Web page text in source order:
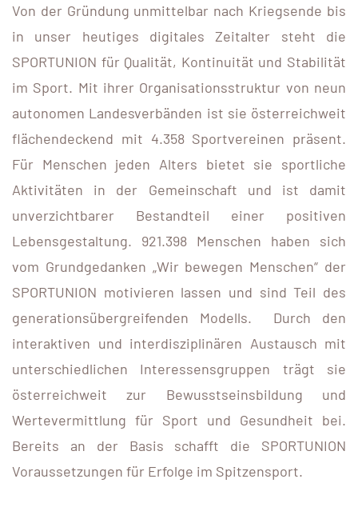
Von der Gründung unmittelbar nach Kriegsende bis
in unser heutiges digitales Zeitalter steht die
SPORTUNION für Qualität, Kontinuität und Stabilität
im Sport. Mit ihrer Organisationsstruktur von neun
autonomen Landesverbänden ist sie österreichweit
flächendeckend mit 4.358 Sportvereinen präsent.
Für Menschen jeden Alters bietet sie sportliche
Aktivitäten in der Gemeinschaft und ist damit
unverzichtbarer Bestandteil einer positiven
Lebensgestaltung. 921.398 Menschen haben sich
vom Grundgedanken „Wir bewegen Menschen“ der
SPORTUNION motivieren lassen und sind Teil des
generationsübergreifenden Modells. Durch den
interaktiven und interdisziplinären Austausch mit
unterschiedlichen Interessensgruppen trägt sie
österreichweit zur Bewusstseinsbildung und
Wertevermittlung für Sport und Gesundheit bei.
Bereits an der Basis schafft die SPORTUNION
Voraussetzungen für Erfolge im Spitzensport.